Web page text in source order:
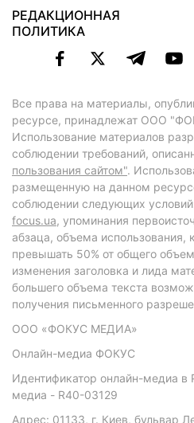
РЕДАКЦИОННАЯ
ПОЛИТИКА
Все права на материалы,
ресурсе, принадлежат ООО
Использование материалов
соблюдении требований,
пользования сайтом".
размещенную на данном
соблюдении следующих
focus.ua, упоминания
абзаца, объема использования,
превышать 50% от общего
изменения заголовка и лида
большего объема текста
получения письменного
ООО «ФОКУС МЕДИА»
Онлайн-медиа ФОКУС
Идентификатор онлайн-медиа в
медиа - R40-03129
Адрес: 01133, г. Киев, бульвар